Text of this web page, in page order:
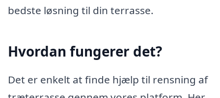
bedste løsning til din terrasse.
Hvordan fungerer det?
Det er enkelt at finde hjælp til rensning af